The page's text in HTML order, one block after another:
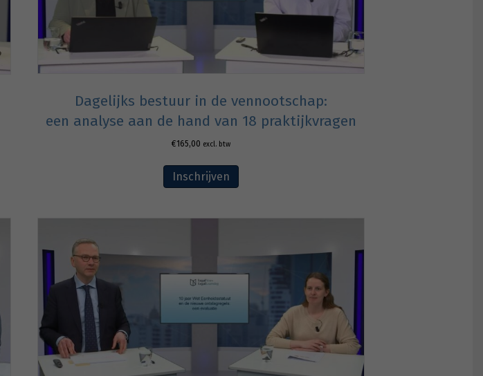
Dagelijks bestuur in de vennootschap:
een analyse aan de hand van 18 praktijkvragen
€165,00 excl. btw
Inschrijven